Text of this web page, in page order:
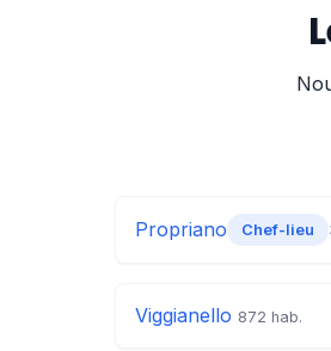
Propriano Chef-lieu
Viggianello 872 hab.